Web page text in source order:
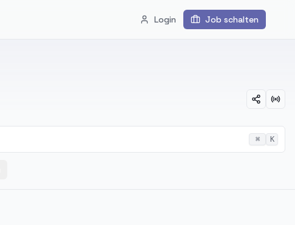
Login Job schalten
⌘ K